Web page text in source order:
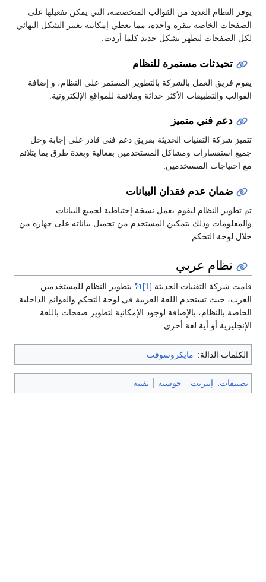
يوفر النظام العديد من القوالب المتخصصة، التي يمكن تفعيلها على
الصفحات الخاصة بنقرة واحدة، مما يعطي إمكانية تغيير الشكل النهائي
لكل الصفحات لتظهر بشكل جديد كلما أردت.
تحيدثات مستمرة للنظام
يقوم فريق العمل بالشركة بالتطوير المستمر على النظام، و إضافة
القوالب والتطبيقات الأكثر حداثة وملائمة للمواقع الإلكترونية.
دعم فني متميز
تتميز شركة التقنيات الحديثة بفريق دعم فني قادر على إجابة وحل
جميع استفسارات ومشاكل المستخدمين بفعالية وبعدة طرق بما يتلائم
مع احتياجات المستخدمين.
ضمان عدم فقدان البيانات
تم تطوير النظام ليقوم بعمل نسخة إحتياطية لجميع البيانات
والمعلومات وذلك بتمكين المستخدم من تحميل بياناته على جهازه من
خلال لوحة التحكم.
نظام عربي
قامت شركة التقنيات الحديثة [1]
بتطوير النظام للمستخدمين
العرب، حيث تستخدم اللغة العربية في لوحة التحكم والقوائم الداخلية
الخاصة بالنظام، بالإضافة لوجود الإمكانية لتطوير صفحات باللغة
الإنجليزية أو أية لغة أخرى.
الكلمات الدالة: مايكروسوفت
تصنيفات: إنترنت حوسبة تقنية